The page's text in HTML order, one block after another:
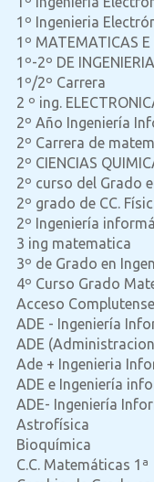
1º Ingenieria
1º MATEMATICAS
1º-2º DE
1º/2º Carrera
2 º ing.
2º Año Ingeniería
2º Carrera de
2º CIENCIAS
2º curso del Grado
2º grado de CC.
2º Ingeniería
3 ing matematica
3º de Grado en
4º Curso Grado
Acceso Complutense
ADE - Ingeniería
ADE
Ade + Ingenieria
ADE e Ingeniería
ADE- Ingeniería
Astrofísica
Bioquímica
C.C. Matemáticas 1ª